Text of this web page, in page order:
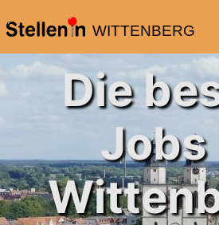
WITTENBERG
Die
Jobs